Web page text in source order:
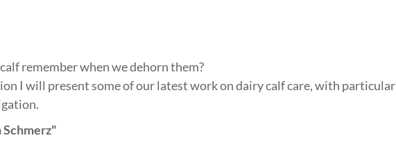
remember when we dehorn them?
I will present some of our latest work on dairy calf care, with particular
Schmerz"